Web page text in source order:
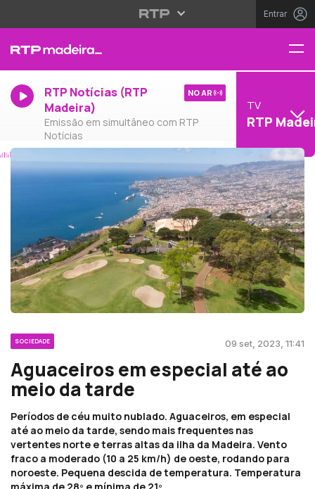
Entrar
RTP Notícias (RTP
Madeira)
Emissão em simultâneo com RTP
Notícias
NO AR
TV
RTP
SOCIEDADE 09 set, 2023, 11:41
Aguaceiros em especial até ao
meio da tarde
Períodos de céu muito nublado. Aguaceiros, em especial
até ao meio da tarde, sendo mais frequentes nas
vertentes norte e terras altas da ilha da Madeira. Vento
fraco a moderado (10 a 25 km/h) de oeste, rodando para
noroeste. Pequena descida de temperatura. Temperatura